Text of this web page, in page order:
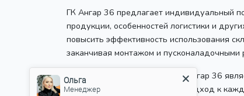
ГК Ангар 36 предлагает индивидуальный
продукции, особенностей логистики и
повысить эффективность использования
заканчивая монтажом и пусконаладочными
Выбор зернохранилища от ГК Ангар 36
условиям и индивидуальный подход к
Ольга
Менеджер